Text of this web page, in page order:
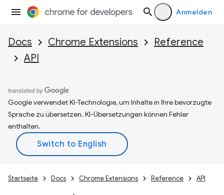
Anmelden
Docs Chrome Extensions
Reference
API
Google verwendet KI-Technologie, um Inhalte in Ihre bevorzugte
Sprache zu übersetzen. KI-Übersetzungen können Fehler
enthalten.
Startseite Docs Chrome Extensions Reference API